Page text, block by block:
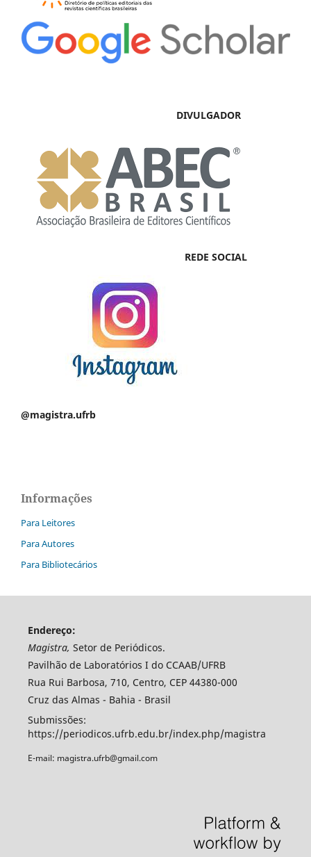
DIVULGADOR
REDE SOCIAL
@magistra.ufrb
Informações
Para Leitores
Para Autores
Para Bibliotecários
Endereço:
Magistra, Setor de Periódicos.
Pavilhão de Laboratórios I do CCAAB/UFRB
Rua Rui Barbosa, 710, Centro, CEP 44380-000
Cruz das Almas - Bahia - Brasil
Submissões:
https://periodicos.ufrb.edu.br/index.php/magistra
E-mail: magistra.ufrb@gmail.com